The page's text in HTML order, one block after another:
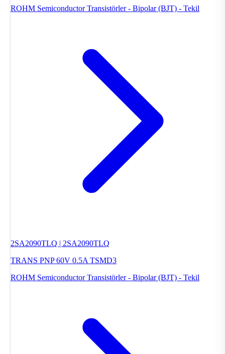
ROHM Semiconductor Transistörler - Bipolar (BJT) - Tekil
2SA2090TLQ | 2SA2090TLQ
TRANS PNP 60V 0.5A TSMD3
ROHM Semiconductor Transistörler - Bipolar (BJT) - Tekil